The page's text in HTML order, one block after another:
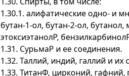
1.30.1. алифатические одно- и
бутан-1-ол, бутан-2-ол,
этоксиэтанолР,
1.31. СурьмаР и ее соединения.
1.32. Таллий, индий, галлий и их
1.33. ТитанФ, цирконий,